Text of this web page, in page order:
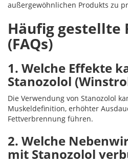
außergewöhnlichen Produkts zu
Häufig gestellte
(FAQs)
1. Welche Effekte
Stanozolol
Die Verwendung von Stanozolol
Muskeldefinition, erhöhter
Fettverbrennung führen.
2. Welche
mit Stanozolol